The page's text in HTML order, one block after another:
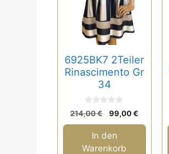
6925BK7 2Teiler
Rinascimento Gr
34
0
v
o
214,00€
Ursprünglicher
Preis
war:
214,00 €
99,00€
Preis
In den
Warenkorb